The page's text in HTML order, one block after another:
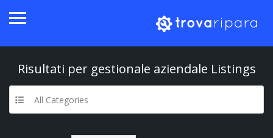
Risultati per gestionale aziendale Listings
All Categories